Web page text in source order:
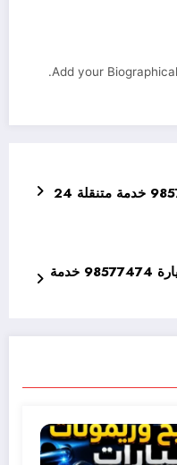
Add your
بنشر متنقل فهد الاحمد 98577474 خدمة متنقلة 24
تصليح سيارات تبديل باتري السيارة 98577474 خدمة